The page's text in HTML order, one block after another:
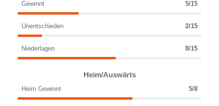
Gewinnt 5/15
Unentschieden 2/15
Niederlagen 8/15
Heim/Auswärts
Heim Gewinnt 5/8